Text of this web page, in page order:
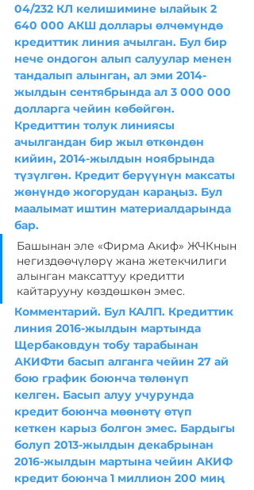
04/232 КЛ келишимине ылайык 2
640 000 АКШ доллары өлчөмүндө
кредиттик линия ачылган. Бул бир
нече ондогон алып салуулар менен
тандалып алынган, ал эми 2014-
жылдын сентябрында ал 3 000 000
долларга чейин көбөйгөн.
Кредиттин толук линиясы
ачылгандан бир жыл өткөндөн
кийин, 2014-жылдын ноябрында
түзүлгөн. Кредит берүүнүн максаты
жөнүндө жогорудан караңыз. Бул
маалымат иштин материалдарында
бар.
Башынан эле «Фирма Акиф» ЖЧКнын
негиздөөчүлөрү жана жетекчилиги
алынган максаттуу кредитти
кайтарууну көздөшкөн эмес.
Комментарий. Бул КАЛП. Кредиттик
линия 2016-жылдын мартында
Щербаковдун тобу тарабынан
АКИФти басып алганга чейин 27 ай
бою график боюнча төлөнүп
келген. Басып алуу учурунда
кредит боюнча мөөнөтү өтүп
кеткен карыз болгон эмес. Бардыгы
болуп 2013-жылдын декабрынан
2016-жылдын мартына чейин АКИФ
кредит боюнча 1 миллион 200 миң